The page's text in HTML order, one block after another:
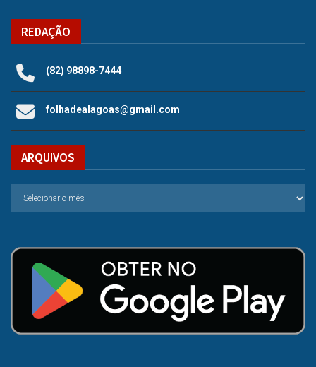
REDAÇÃO
(82) 98898-7444
folhadealagoas@gmail.com
ARQUIVOS